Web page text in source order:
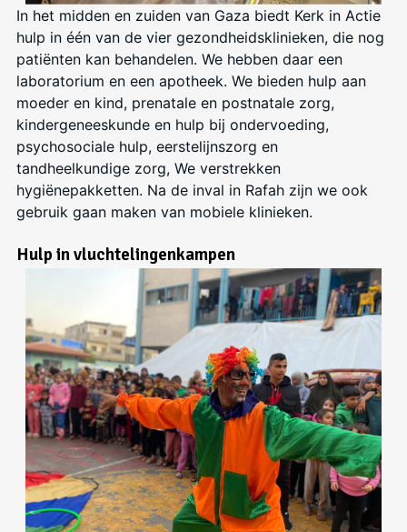
In het midden en zuiden van Gaza biedt Kerk in Actie
hulp in één van de vier gezondheidsklinieken, die nog
patiënten kan behandelen. We hebben daar een
laboratorium en een apotheek. We bieden hulp aan
moeder en kind, prenatale en postnatale zorg,
kindergeneeskunde en hulp bij ondervoeding,
psychosociale hulp, eerstelijnszorg en
tandheelkundige zorg, We verstrekken
hygiënepakketten. Na de inval in Rafah zijn we ook
gebruik gaan maken van mobiele klinieken.
Hulp in vluchtelingenkampen